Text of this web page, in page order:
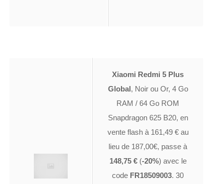
Xiaomi Redmi 5 Plus
Global, Noir ou Or, 4 Go
RAM / 64 Go ROM
Snapdragon 625 B20, en
vente flash à 161,49 € au
lieu de 187,00€, passe à
148,75 €(-20%) avec le
code FR18509003. 30